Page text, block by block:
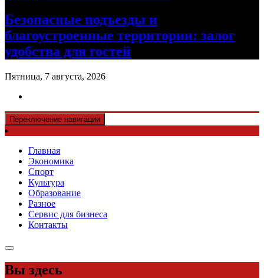
Безопасные подъезды и
благоустроенные территории: залог
удобства для гостей
Пятница, 7 августа, 2026
Переключение навигации
Главная
Экономика
Спорт
Культура
Образование
Разное
Сервис для бизнеса
Контакты
Вы здесь